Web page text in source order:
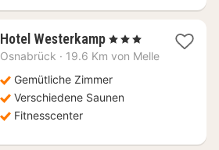
Hotel Westerkamp1
Nacht
184
€
, 3 Sterne
Osnabrück · 19.6 Km von Melle
Gemütliche Zimmer
Verschiedene Saunen
Fitnesscenter